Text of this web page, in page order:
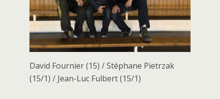
David Fournier (15) / Stéphane Pietrzak
(15/1) / Jean-Luc Fulbert (15/1)